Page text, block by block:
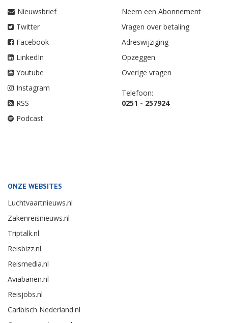
Nieuwsbrief
Twitter
Facebook
LinkedIn
Youtube
Instagram
RSS
Podcast
Neem een Abonnement
Vragen over betaling
Adreswijziging
Opzeggen
Overige vragen
Telefoon:
0251 - 257924
ONZE WEBSITES
Luchtvaartnieuws.nl
Zakenreisnieuws.nl
Triptalk.nl
Reisbizz.nl
Reismedia.nl
Aviabanen.nl
Reisjobs.nl
Caribisch Nederland.nl